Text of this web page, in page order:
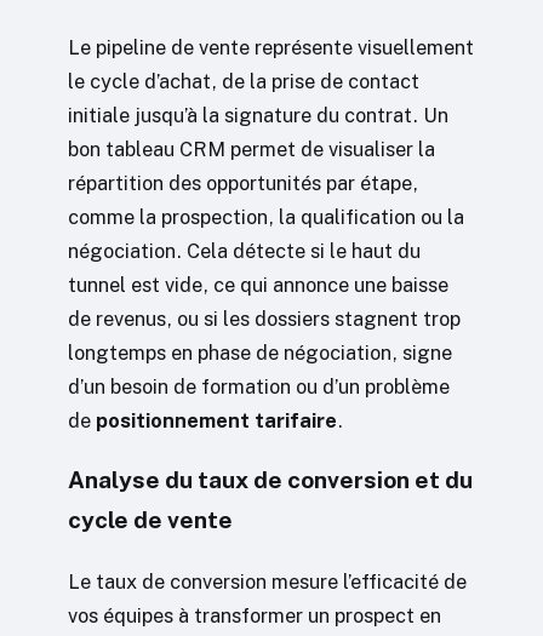
Le pipeline de vente représente visuellement
le cycle d’achat, de la prise de contact
initiale jusqu’à la signature du contrat. Un
bon tableau CRM permet de visualiser la
répartition des opportunités par étape,
comme la prospection, la qualification ou la
négociation. Cela détecte si le haut du
tunnel est vide, ce qui annonce une baisse
de revenus, ou si les dossiers stagnent trop
longtemps en phase de négociation, signe
d’un besoin de formation ou d’un problème
de positionnement tarifaire.
Analyse du taux de conversion et du
cycle de vente
Le taux de conversion mesure l’efficacité de
vos équipes à transformer un prospect en